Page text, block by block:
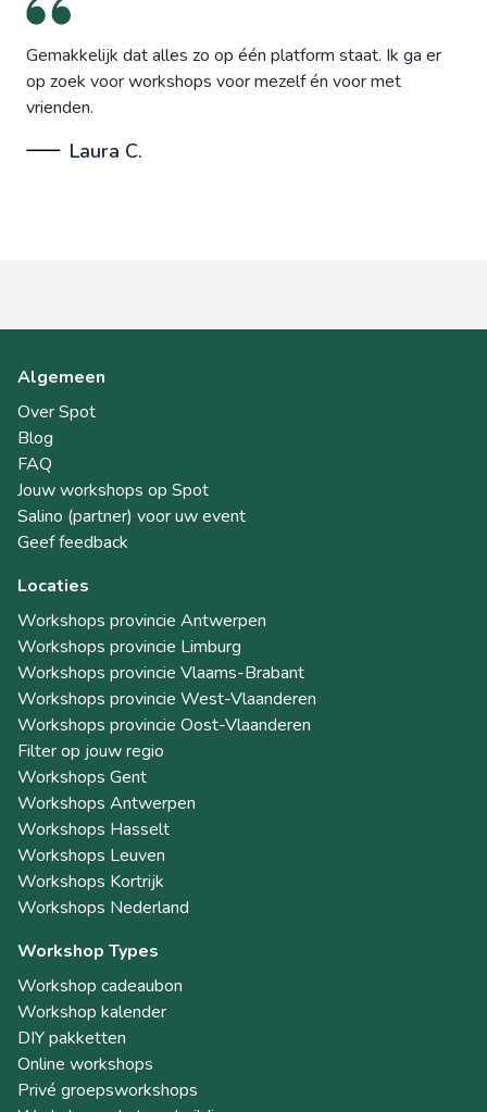
Gemakkelijk dat alles zo op één platform staat. Ik ga er
op zoek voor workshops voor mezelf én voor met
vrienden.
Laura C.
Algemeen
Over Spot
Blog
FAQ
Jouw workshops op Spot
Salino (partner) voor uw event
Geef feedback
Locaties
Workshops provincie Antwerpen
Workshops provincie Limburg
Workshops provincie Vlaams-Brabant
Workshops provincie West-Vlaanderen
Workshops provincie Oost-Vlaanderen
Filter op jouw regio
Workshops Gent
Workshops Antwerpen
Workshops Hasselt
Workshops Leuven
Workshops Kortrijk
Workshops Nederland
Workshop Types
Workshop cadeaubon
Workshop kalender
DIY pakketten
Online workshops
Privé groepsworkshops